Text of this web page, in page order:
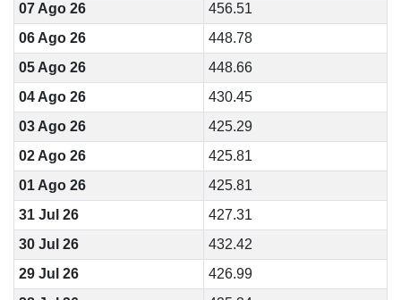
07 Ago 26
456.51
06 Ago 26
448.78
05 Ago 26
448.66
04 Ago 26
430.45
03 Ago 26
425.29
02 Ago 26
425.81
01 Ago 26
425.81
31 Jul 26
427.31
30 Jul 26
432.42
29 Jul 26
426.99